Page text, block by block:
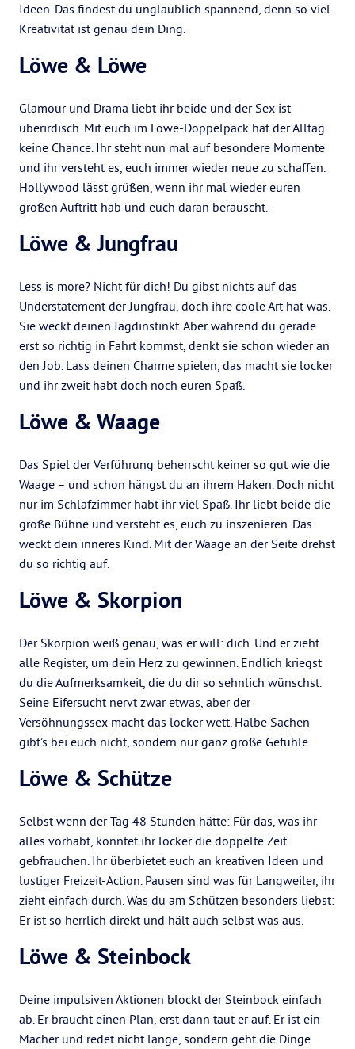
Ideen. Das findest du unglaublich spannend, denn so viel
Kreativität ist genau dein Ding.
Löwe & Löwe
Glamour und Drama liebt ihr beide und der Sex ist
überirdisch. Mit euch im Löwe-Doppelpack hat der Alltag
keine Chance. Ihr steht nun mal auf besondere Momente
und ihr versteht es, euch immer wieder neue zu schaffen.
Hollywood lässt grüßen, wenn ihr mal wieder euren
großen Auftritt hab und euch daran berauscht.
Löwe & Jungfrau
Less is more? Nicht für dich! Du gibst nichts auf das
Understatement der Jungfrau, doch ihre coole Art hat was.
Sie weckt deinen Jagdinstinkt. Aber während du gerade
erst so richtig in Fahrt kommst, denkt sie schon wieder an
den Job. Lass deinen Charme spielen, das macht sie locker
und ihr zweit habt doch noch euren Spaß.
Löwe & Waage
Das Spiel der Verführung beherrscht keiner so gut wie die
Waage – und schon hängst du an ihrem Haken. Doch nicht
nur im Schlafzimmer habt ihr viel Spaß. Ihr liebt beide die
große Bühne und versteht es, euch zu inszenieren. Das
weckt dein inneres Kind. Mit der Waage an der Seite drehst
du so richtig auf.
Löwe & Skorpion
Der Skorpion weiß genau, was er will: dich. Und er zieht
alle Register, um dein Herz zu gewinnen. Endlich kriegst
du die Aufmerksamkeit, die du dir so sehnlich wünschst.
Seine Eifersucht nervt zwar etwas, aber der
Versöhnungssex macht das locker wett. Halbe Sachen
gibt’s bei euch nicht, sondern nur ganz große Gefühle.
Löwe & Schütze
Selbst wenn der Tag 48 Stunden hätte: Für das, was ihr
alles vorhabt, könntet ihr locker die doppelte Zeit
gebfrauchen. Ihr überbietet euch an kreativen Ideen und
lustiger Freizeit-Action. Pausen sind was für Langweiler, ihr
zieht einfach durch. Was du am Schützen besonders liebst:
Er ist so herrlich direkt und hält auch selbst was aus.
Löwe & Steinbock
Deine impulsiven Aktionen blockt der Steinbock einfach
ab. Er braucht einen Plan, erst dann taut er auf. Er ist ein
Macher und redet nicht lange, sondern geht die Dinge